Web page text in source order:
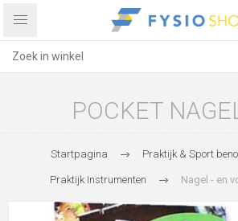
POCKET
Startpagina Praktijk & Sport
Praktijk Instrumenten Nagel - en